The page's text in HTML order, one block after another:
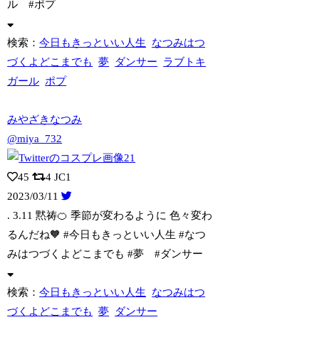
ル #ポプ
検索：今日もきっといい人生
なつみはつ
づくよどこまでも
夢 ダンサー
ラブトキ
ガール ポプ
みやざきなつみ
@miya_732
45 4 JC1
2023/03/11
. 3.11 黙祷🍊 季節が変わるように 色々変わ
るんだね🧡 #今日もきっ といい人生 #なつ
みはつづくよどこまでも #夢 #ダンサー
検索：今日もきっといい人生
なつみはつ
づくよどこまでも
夢 ダンサー